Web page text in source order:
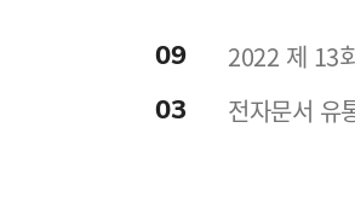
09 2022 제 13
03 전자문서 유